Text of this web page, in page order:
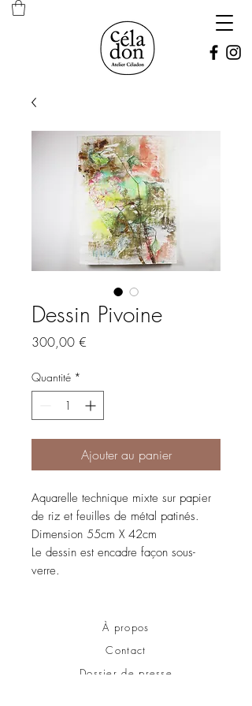
Dessin Pivoine
300,00 €
Quantité *
Ajouter au panier
Aquarelle technique mixte sur papier
de riz et feuilles de métal patinés.
Dimension 55cm X 42cm
Le dessin est encadre façon sous-
verre.
À propos
Contact
Dossier de presse